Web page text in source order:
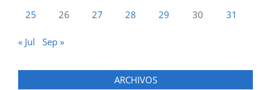
25
26 27 28 29 30 31
« Jul Sep »
ARCHIVOS